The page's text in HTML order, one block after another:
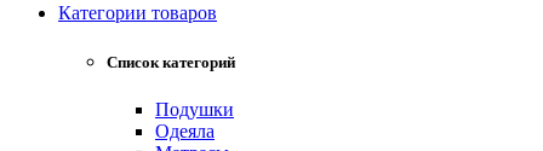
Категории товаров
Список категорий
Подушки
Одеяла